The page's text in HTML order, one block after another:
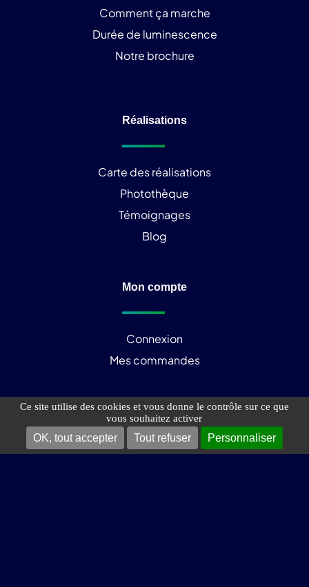
Ce site utilise des cookies et vous donne le contrôle sur ce que
vous souhaitez activer
OK, tout accepter Tout refuser Personnaliser
Comment ça marche
Durée de luminescence
Notre brochure
Réalisations
Carte des réalisations
Photothèque
Témoignages
Blog
Mon compte
Connexion
Mes commandes
Copyright © 2025 - LuminoKrom®